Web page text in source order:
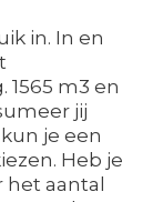
in. In en
m3 en
jij
je een
Heb je
het aantal